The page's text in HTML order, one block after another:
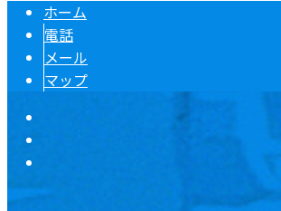
ホーム
電話
メール
マップ